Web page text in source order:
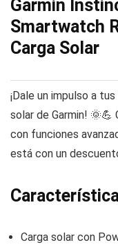
Garmin
Smartwatch
Carga Solar
¡Dale un impulso a
solar de Garmin!
con funciones
está con un
Carga solar con